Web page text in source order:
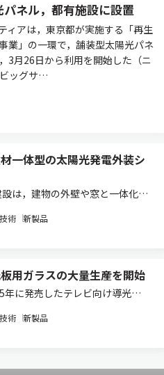
ネル，都有施設に設置
ィアは，東京都が実施する「再生
業」の一環で，舗装型太陽光パネ
3月26日から利用を開始した（ニ
ッグサ…
一体型の太陽光発電外装シ
は，建物の外壁や窓と一体化さ
Solar」を開発した（ニュース
の環境意識の高まりを受け，
術 新製品
用ガラスの大量生産を開始
年に発売したテレビ向け導光板
過性能を実現した。併せて，大
的生産に適したフロート法によ
術 新製品